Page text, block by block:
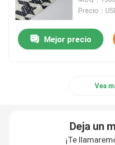
Tejido de bordado de
Precio：
Mejor precio
Vea
Deja un
¡Te